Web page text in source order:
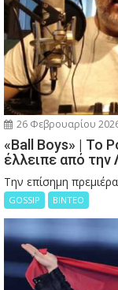
26 Φεβρουαρίου
«Ball Boys» | Το
έλλειπε από
Την επίσημη
GOSSIP ΒΙΝΤΕΟ